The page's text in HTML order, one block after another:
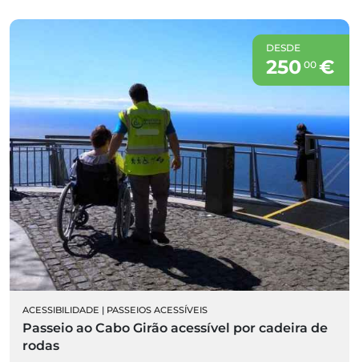
DESDE
250 00€
ACESSIBILIDADE | PASSEIOS ACESSÍVEIS
Passeio ao Cabo Girão acessível por cadeira de
rodas